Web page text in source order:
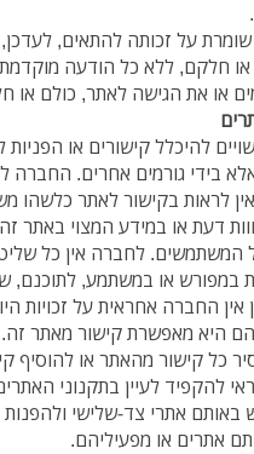
שומרת על זכותה להתאים,
חלקם, ללא כל הודעה
או את הגישה לאתר, כולם או
עשויים להיכלל קישורים או
בידי גורמים אחרים. החברה
לראות בקישור לאתר כלשהו
דעת או במידע המצוי באתר
המשתמשים. לחברה אין כל
במפורש או במשתמע, לתוכנם,
החברה אחראית על זכויות
היא מאפשרת קישור מאתר
כל קישור מהאתר או להוסיף
להקפיד לעיין בתקנוני
באותם אתרי צד-שלישי
אתרים או מפעיליהם.